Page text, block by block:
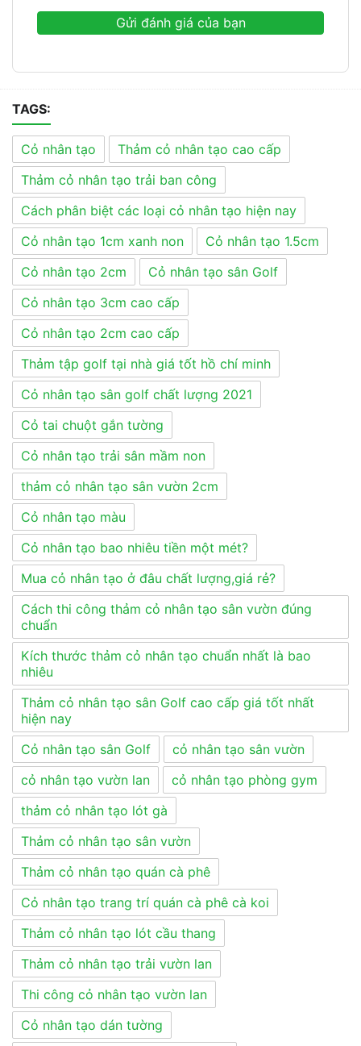
Gửi đánh giá của bạn
TAGS:
Cỏ nhân tạo
Thảm cỏ nhân tạo cao cấp
Thảm cỏ nhân tạo trải ban công
Cách phân biệt các loại cỏ nhân tạo hiện nay
Cỏ nhân tạo 1cm xanh non
Cỏ nhân tạo 1.5cm
Cỏ nhân tạo 2cm
Cỏ nhân tạo sân Golf
Cỏ nhân tạo 3cm cao cấp
Cỏ nhân tạo 2cm cao cấp
Thảm tập golf tại nhà giá tốt hồ chí minh
Cỏ nhân tạo sân golf chất lượng 2021
Cỏ tai chuột gắn tường
Cỏ nhân tạo trải sân mầm non
thảm cỏ nhân tạo sân vườn 2cm
Cỏ nhân tạo màu
Cỏ nhân tạo bao nhiêu tiền một mét?
Mua cỏ nhân tạo ở đâu chất lượng,giá rẻ?
Cách thi công thảm cỏ nhân tạo sân vườn đúng
chuẩn
Kích thước thảm cỏ nhân tạo chuẩn nhất là bao
nhiêu
Thảm cỏ nhân tạo sân Golf cao cấp giá tốt nhất
hiện nay
Cỏ nhân tạo sân Golf
cỏ nhân tạo sân vườn
cỏ nhân tạo vườn lan
cỏ nhân tạo phòng gym
thảm cỏ nhân tạo lót gà
Thảm cỏ nhân tạo sân vườn
Thảm cỏ nhân tạo quán cà phê
Cỏ nhân tạo trang trí quán cà phê cà koi
Thảm cỏ nhân tạo lót cầu thang
Thảm cỏ nhân tạo trải vườn lan
Thi công cỏ nhân tạo vườn lan
Cỏ nhân tạo dán tường